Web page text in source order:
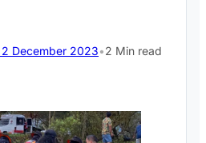
2 December 2023•2 Min read